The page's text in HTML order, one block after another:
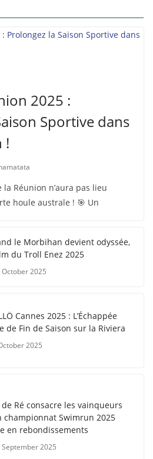
2025 :
Sportive dans
!
Réunion n’aura pas lieu
houle australe ! 🎯 Un
le Morbihan devient odyssée,
du Troll Enez 2025
October 2025
Cannes 2025 : L’Échappée
de Fin de Saison sur la Riviera
2025
de Ré consacre les vainqueurs
championnat Swimrun 2025
en rebondissements
September 2025